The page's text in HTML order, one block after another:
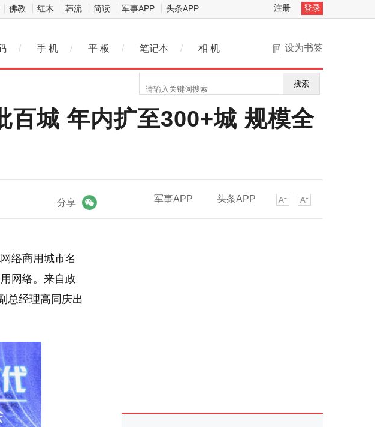
佛教 红木 韩流 简读 军事APP 头条APP 注册 登录
设为书签
/ 手 机 / 平 板 / 笔记本 / 相 机
搜索
百城 年内扩至300+城 规模全
军事APP 头条APP
分享
络商用城市名
网络。来自政
总经理高同庆出